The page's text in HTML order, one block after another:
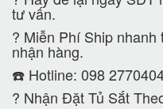
tư vấn.
? Miễn Phí Ship nhanh
nhận hàng.
☎️ Hotline: 098
? Nhận Đặt Tủ Sắt